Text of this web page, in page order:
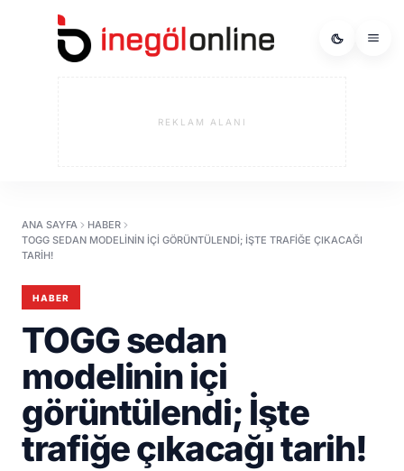
REKLAM ALANI
ANA SAYFA
HABER
TOGG SEDAN MODELININ IÇI GÖRÜNTÜLENDI; İŞTE TRAFIĞE ÇIKACAĞI
TARIH!
HABER
TOGG sedan
modelinin içi
görüntülendi; İşte
trafiğe çıkacağı tarih!